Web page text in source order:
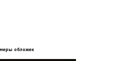
(with Physics)
(with Physics)
обложек